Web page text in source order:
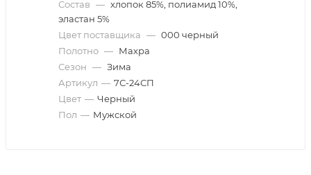
Состав — хлопок 85%, полиамид 10%,
эластан 5%
Цвет поставщика — 000 черный
Полотно — Махра
Сезон — Зима
Артикул — 7С-24СП
Цвет — Черный
Пол — Мужской